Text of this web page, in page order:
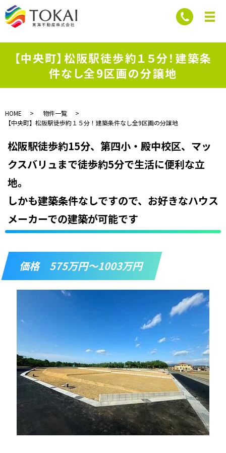
【中央町】松阪駅徒歩約１５分！建築条
件なし全9区画の分譲地
HOME
物件一覧
【中央町】松阪駅徒歩約１５分！建築条件なし全9区画の分譲地
松阪駅徒歩約15分、第四小・殿中校区、マッ
クスバリュまで徒歩約5分で生活に便利な立
地。
しかも建築条件なしですので、お好きなハウス
メーカーでの建築が可能です
価格 575万円～1003万円